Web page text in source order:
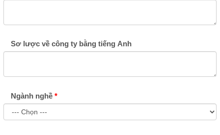
Sơ lược về công ty bằng tiếng Anh
Ngành nghề